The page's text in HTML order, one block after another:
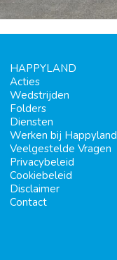
HAPPYLAND
Acties
Wedstrijden
Folders
Diensten
Werken bij Happyland
Veelgestelde Vragen
Privacybeleid
Cookiebeleid
Disclaimer
Contact